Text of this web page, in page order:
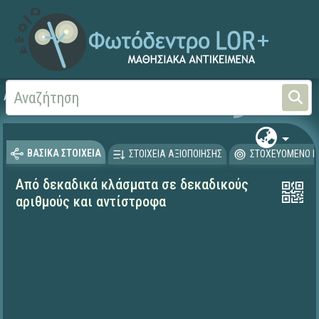
Αρχική
ΒΑΣΙΚΑ ΣΤΟΙΧΕΙΑ ΣΤΟΙΧΕΙΑ ΑΞΙΟΠΟΙΗΣΗΣ ΣΤΟΧΕΥΟΜΕΝΟ
Από δεκαδικά κλάσματα σε δεκαδικούς
αριθμούς και αντίστροφα